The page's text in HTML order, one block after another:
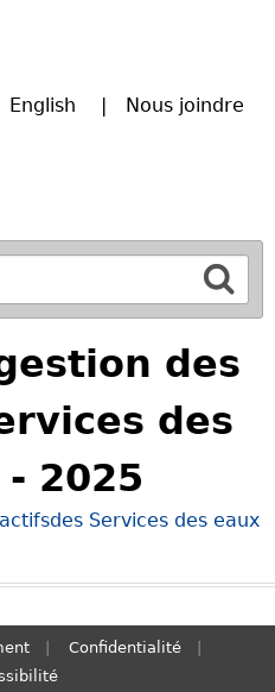
English Nous joindre
des
des
2025
Services des eaux
Confidentialité